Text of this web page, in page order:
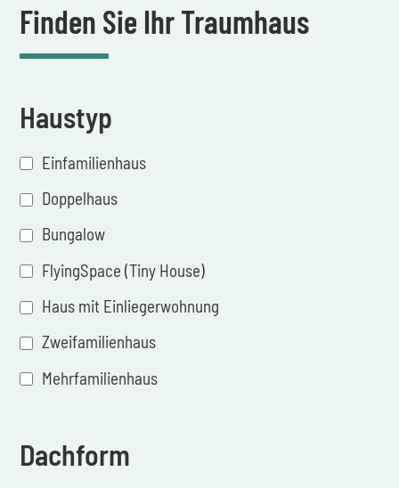
Finden Sie Ihr Traumhaus
Haustyp
Einfamilienhaus
Doppelhaus
Bungalow
FlyingSpace (Tiny House)
Haus mit Einliegerwohnung
Zweifamilienhaus
Mehrfamilienhaus
Dachform